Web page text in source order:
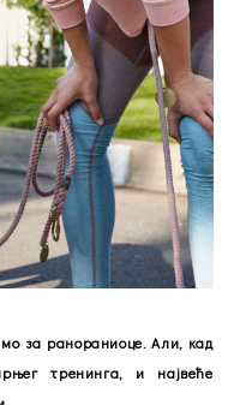
за ранораниоце. Али, кад
тренинга, и највеће